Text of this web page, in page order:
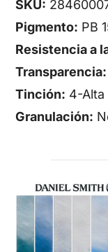
SKU:
Pigmento: PB
Resistencia a
Transparencia:
Tinción: 4-Alta
Granulación: